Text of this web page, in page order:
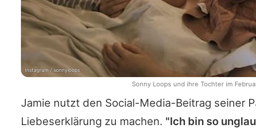
Jamie nutzt den Social-Media-Beitrag seiner
Liebeserklärung zu machen. "Ich bin so
Instagram / sonnyloops
Sonny Loops und ihre Tochter im